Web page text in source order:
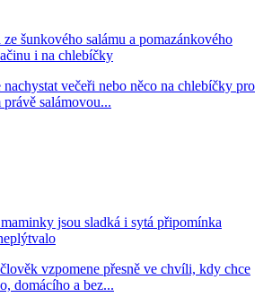
ze šunkového salámu a pomazánkového
i na chlebíčky
večeři nebo něco na chlebíčky pro
právě salámovou...
jsou sladká i sytá připomínka
vzpomene přesně ve chvíli, kdy chce
domácího a bez...